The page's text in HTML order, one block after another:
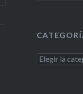
Categorías